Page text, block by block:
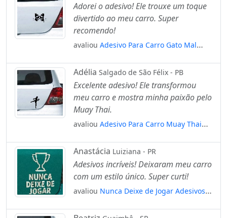
Adorei o adesivo! Ele trouxe um toque
divertido ao meu carro. Super
recomendo!
avaliou Adesivo Para Carro Gato Mal
Adélia Salgado de São Félix - PB
Excelente adesivo! Ele transformou
meu carro e mostra minha paixão pelo
Muay Thai.
avaliou Adesivo Para Carro Muay Thai
Anastácia Luiziana - PR
Adesivos incríveis! Deixaram meu carro
com um estilo único. Super curti!
avaliou Nunca Deixe de Jogar Adesivos